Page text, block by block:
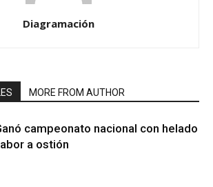
Diagramación
MORE FROM AUTHOR
campeonato nacional con helado
a ostión